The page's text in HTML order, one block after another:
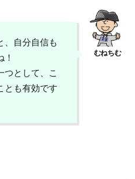
、自分自信も
つとして、こ
とも有効です